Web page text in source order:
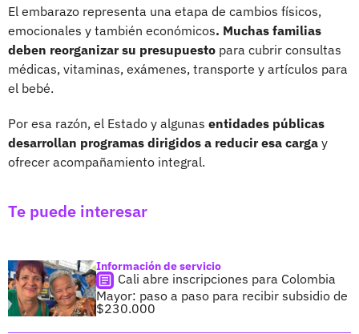
El embarazo representa una etapa de cambios físicos,
emocionales y también económicos. Muchas familias
deben reorganizar su presupuesto para cubrir consultas
médicas, vitaminas, exámenes, transporte y artículos para
el bebé.
Por esa razón, el Estado y algunas entidades públicas
desarrollan programas dirigidos a reducir esa carga y
ofrecer acompañamiento integral.
Te puede interesar
Información de servicio
Cali abre inscripciones para Colombia
Mayor: paso a paso para recibir subsidio de
$230.000